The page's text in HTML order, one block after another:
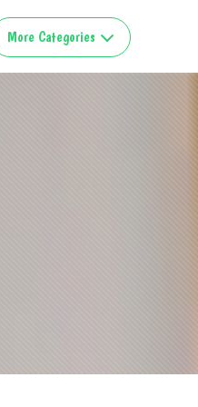
More Categories